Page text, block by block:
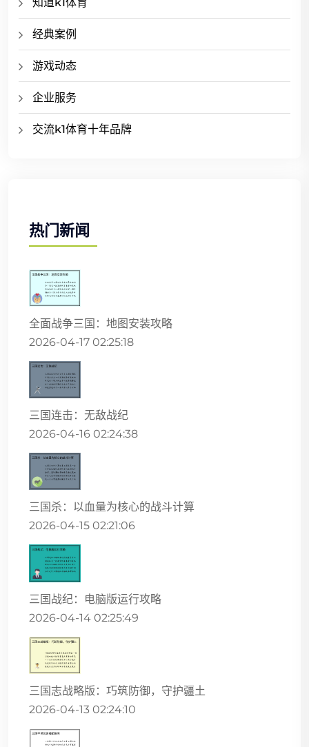
经典案例
游戏动态
企业服务
交流k1体育十年品牌
热门新闻
全面战争三国：地图安装攻略
2026-04-17 02:25:18
三国连击：无敌战纪
2026-04-16 02:24:38
三国杀：以血量为核心的战斗计算
2026-04-15 02:21:06
三国战纪：电脑版运行攻略
2026-04-14 02:25:49
三国志战略版：巧筑防御，守护疆土
2026-04-13 02:24:10